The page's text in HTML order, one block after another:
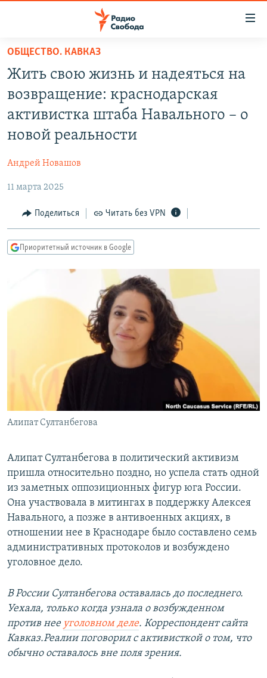
упрощенного
доступа
основному
содержанию
навигации
Вернутся
поиску
АВТОРСКИЕ ПРОЕКТЫ
ЦИТАТЫ СВОБОДЫ
КУЛЬТУРА
IDEL.РЕАЛИИ
КАВКАЗ.РЕАЛИИ
СИБИРЬ.РЕАЛИИ
РАСПИСАНИЕ ВЕЩАНИЯ
ПОДПИШИТЕСЬ НА РАССЫЛКУ
Все сайты РСЕ/РС
ОБЩЕСТВО. КАВКАЗ
Жить свою жизнь и надеяться на
возвращение: краснодарская
активистка штаба Навального – о
новой реальности
Андрей Новашов
11 марта 2025
Поделиться Читать без VPN
Приоритетный источник в Google
Алипат Султанбегова
Алипат Султанбегова в политический активизм
пришла относительно поздно, но успела стать одной
из заметных оппозиционных фигур юга России.
Она участвовала в митингах в поддержку Алексея
Навального, а позже в антивоенных акциях, в
отношении нее в Краснодаре было составлено семь
административных протоколов и возбуждено
уголовное дело.
В России Султанбегова оставалась до последнего.
Уехала, только когда узнала о возбужденном
против нее уголовном деле. Корреспондент сайта
Кавказ.Реалии поговорил с активисткой о том, что
обычно оставалось вне поля зрения.